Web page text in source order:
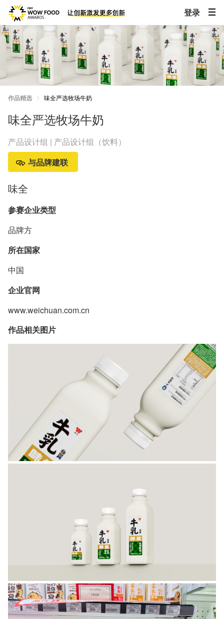
登录
作品精选 味全严选牧场牛奶
味全严选牧场牛奶
产品设计组 | 产品设计组（饮料）
与品牌建联
味全
参赛企业类型
品牌方
所在国家
中国
企业官网
www.weichuan.com.cn
作品相关图片